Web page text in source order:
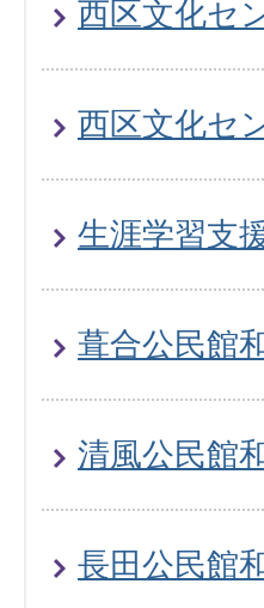
西区文化セ
西区文化セ
生涯学習支
葺合公民館
清風公民館
長田公民館